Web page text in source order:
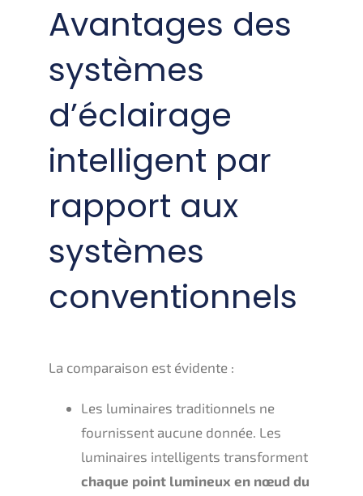
Avantages des
systèmes
d’éclairage
intelligent par
rapport aux
systèmes
conventionnels
La comparaison est évidente :
Les luminaires traditionnels ne
fournissent aucune donnée. Les
luminaires intelligents transforment
chaque point lumineux en nœud du